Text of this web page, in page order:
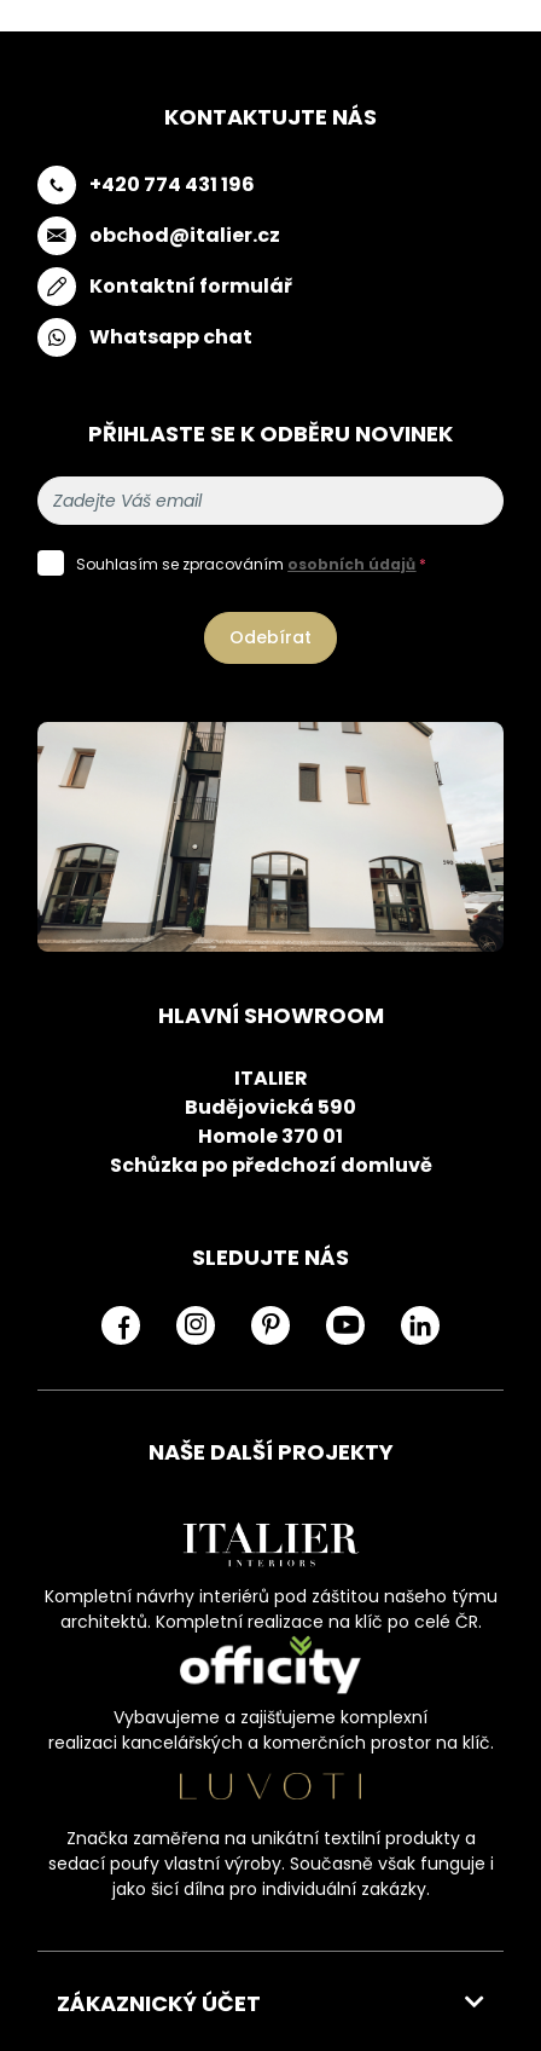
KONTAKTUJTE NÁS
+420 774 431 196
obchod@italier.cz
Kontaktní formulář
Whatsapp chat
PŘIHLASTE SE K ODBĚRU NOVINEK
Souhlasím se zpracováním osobních údajů *
Odebírat
HLAVNÍ SHOWROOM
ITALIER
Budějovická 590
Homole 370 01
Schůzka po předchozí domluvě
SLEDUJTE NÁS
NAŠE DALŠÍ PROJEKTY
Kompletní návrhy interiérů pod záštitou našeho týmu
architektů. Kompletní realizace na klíč po celé ČR.
Vybavujeme a zajišťujeme komplexní
realizaci kancelářských a komerčních prostor na klíč.
Značka zaměřena na unikátní textilní produkty a
sedací poufy vlastní výroby. Současně však funguje i
jako šicí dílna pro individuální zakázky.
ZÁKAZNICKÝ ÚČET